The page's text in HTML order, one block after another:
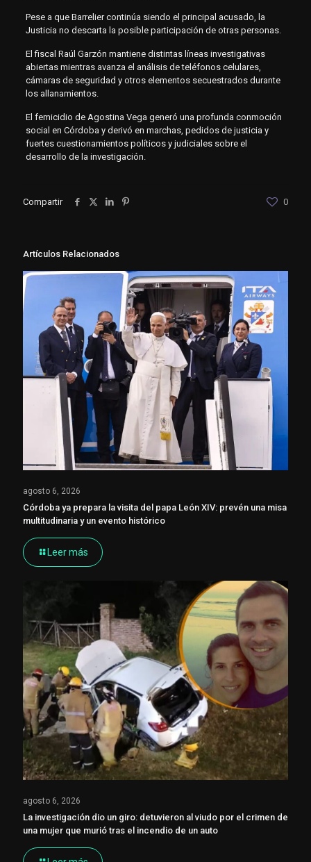
Pese a que Barrelier continúa siendo el principal acusado, la
Justicia no descarta la posible participación de otras personas.
El fiscal Raúl Garzón mantiene distintas líneas investigativas
abiertas mientras avanza el análisis de teléfonos celulares,
cámaras de seguridad y otros elementos secuestrados durante
los allanamientos.
El femicidio de Agostina Vega generó una profunda conmoción
social en Córdoba y derivó en marchas, pedidos de justicia y
fuertes cuestionamientos políticos y judiciales sobre el
desarrollo de la investigación.
Compartir 0
Artículos Relacionados
agosto 6, 2026
Córdoba ya prepara la visita del papa León XIV: prevén una misa
multitudinaria y un evento histórico
Leer más
agosto 6, 2026
La investigación dio un giro: detuvieron al viudo por el crimen de
una mujer que murió tras el incendio de un auto